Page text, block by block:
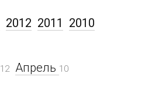
12 Апрель 10
2012 2011
2010